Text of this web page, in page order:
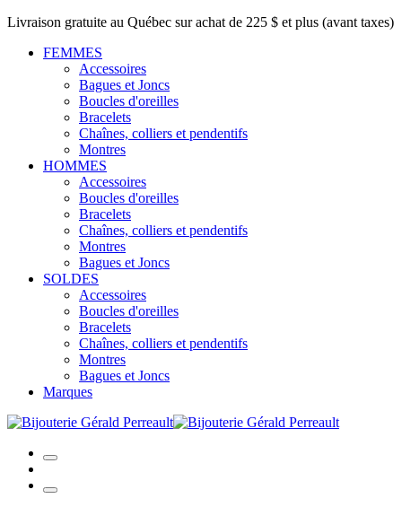
Livraison gratuite au Québec sur achat de 225 $ et plus (avant taxes)
FEMMES
Accessoires
Bagues et Joncs
Boucles d'oreilles
Bracelets
Chaînes, colliers et pendentifs
Montres
HOMMES
Accessoires
Boucles d'oreilles
Bracelets
Chaînes, colliers et pendentifs
Montres
Bagues et Joncs
SOLDES
Accessoires
Boucles d'oreilles
Bracelets
Chaînes, colliers et pendentifs
Montres
Bagues et Joncs
Marques